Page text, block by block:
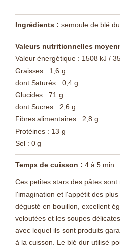
Ingrédients : semoule de blé
Valeurs nutritionnelles
Valeur énergétique : 1508 kJ /
Graisses : 1,6 g
dont Saturés : 0,4 g
Glucides : 71 g
dont Sucres : 2,6 g
Fibres alimentaires : 2,8 g
Protéines : 13 g
Sel : 0 g
Temps de cuisson : 4 à 5 min
Ces petites stars des pâtes
l'imagination et l'appétit des plus
dégusté en bouillon, excellent
veloutées et les soupes délicates.
avec lequel ils sont produits
à la cuisson. Le blé dur utilisé